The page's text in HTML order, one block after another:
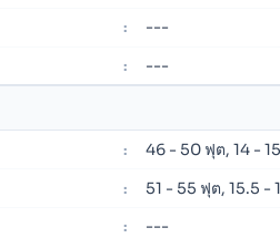
: ---
: ---
: 46 - 50 ฟุต, 14 -
: 51 - 55 ฟุต, 15.5 -
: ---